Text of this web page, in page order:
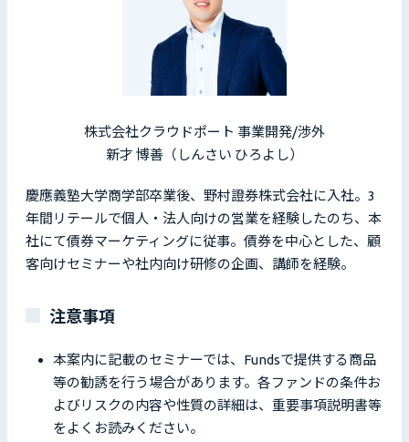
株式会社クラウドポート 事業開発/渉外
新才 博善（しんさい ひろよし）
慶應義塾大学商学部卒業後、野村證券株式会社に入社。3
年間リテールで個人・法人向けの営業を経験したのち、本
社にて債券マーケティングに従事。債券を中心とした、顧
客向けセミナーや社内向け研修の企画、講師を経験。
注意事項
本案内に記載のセミナーでは、Fundsで提供する商品
等の勧誘を行う場合があります。各ファンドの条件お
よびリスクの内容や性質の詳細は、重要事項説明書等
をよくお読みください。